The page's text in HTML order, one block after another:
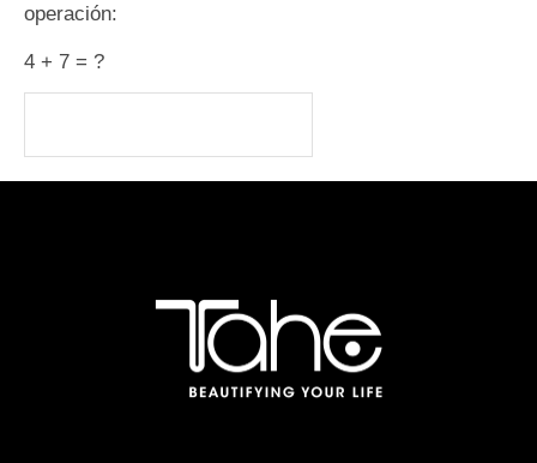
operación:
4 + 7 = ?